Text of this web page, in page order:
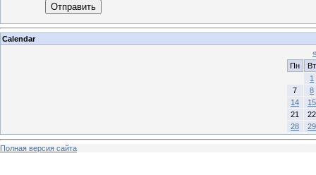
Отправить
Calendar
«
Пн
Вт
1
7
8
14
15
21
22
28
29
Полная версия сайта